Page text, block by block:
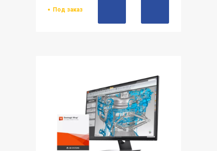
Под заказ